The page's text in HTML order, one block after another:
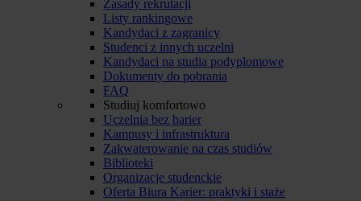
Zasady rekrutacji
Listy rankingowe
Kandydaci z zagranicy
Studenci z innych uczelni
Kandydaci na studia podyplomowe
Dokumenty do pobrania
FAQ
Studiuj komfortowo
Uczelnia bez barier
Kampusy i infrastruktura
Zakwaterowanie na czas studiów
Biblioteki
Organizacje studenckie
Oferta Biura Karier: praktyki i staże